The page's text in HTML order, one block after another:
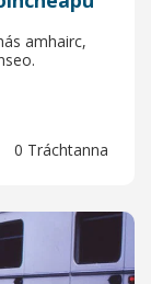
amhairc,
0 Tráchtanna